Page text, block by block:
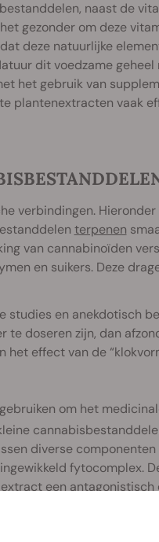
naast de
gezonder om deze
deze natuurlijke
dit voedzame
het gebruik van
plantenextracten vaak
verbindingen. Hieronder
terpenen
van cannabinoïden
en suikers. Deze
studies en anekdotisch
doseren zijn, dan
effect van de
om het
diverse
fytocomplex.
een antagonistisch
brein. Dat vermindert